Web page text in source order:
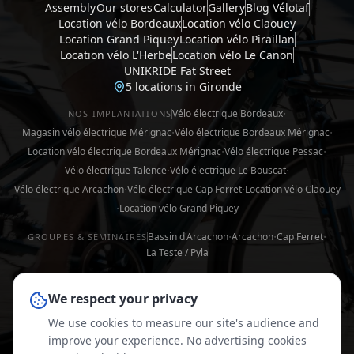
Company Bikes
Our stores Gallery
CONTACT US
AssemblyOur storesCalculatorGalleryBlog Vélotaf
Location vélo BordeauxLocation vélo Claouey
Location Grand PiqueyLocation vélo Piraillan
Location vélo L'HerbeLocation vélo Le Canon
UNIKRIDE Fat Street
5 locations in Gironde
NOS IMPLANTATIONSVélo électrique Bordeaux·
Magasin vélo électrique Mérignac·Vélo électrique Bordeaux Mérignac·
Location vélo électrique Bordeaux Mérignac·Vélo électrique Pessac·
Vélo électrique Talence·Vélo électrique Le Bouscat·
Vélo électrique Arcachon·Vélo électrique Cap Ferret·Location vélo Claouey
·Location vélo Grand Piquey
GROUPES & SÉMINAIRES Bassin d'Arcachon·Arcachon·Cap Ferret·
La Teste / Pyla
CONTACT US
hello@cducycle.com
We respect your privacy
We use cookies to measure our site's audience and
improve your experience. No advertising cookies